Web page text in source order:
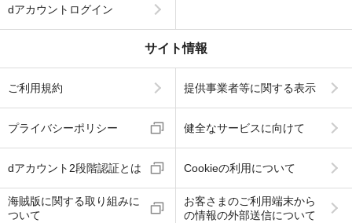
dアカウントログイン
サイト情報
ご利用規約 提供事業者等に関する表示
プライバシーポリシー 健全なサービスに向けて
dアカウント2段階認証とは Cookieの利用について
海賊版に関する取り組みに
ついて
お客さまのご利用端末から
の情報の外部送信について